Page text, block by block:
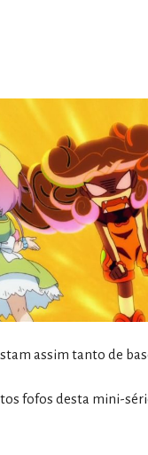
assim tanto de
fofos desta mini-